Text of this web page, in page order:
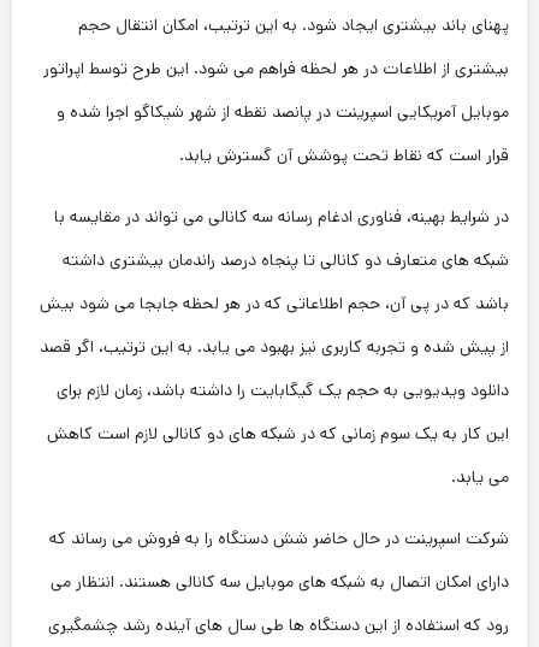
پهنای باند بیشتری ایجاد شود. به این ترتیب، امکان انتقال حجم
بیشتری از اطلاعات در هر لحظه فراهم می شود. این طرح توسط اپراتور
موبایل آمریکایی اسپرینت در پانصد نقطه از شهر شیکاگو اجرا شده و
قرار است که نقاط تحت پوشش آن گسترش یابد.
در شرایط بهینه، فناوری ادغام رسانه سه کانالی می تواند در مقایسه با
شبکه های متعارف دو کانالی تا پنجاه درصد راندمان بیشتری داشته
باشد که در پی آن، حجم اطلاعاتی که در هر لحظه جابجا می شود بیش
از پیش شده و تجربه کاربری نیز بهبود می یابد. به این ترتیب، اگر قصد
دانلود ویدیویی به حجم یک گیگابایت را داشته باشد، زمان لازم برای
این کار به یک سوم زمانی که در شبکه های دو کانالی لازم است کاهش
می یابد.
شرکت اسپرینت در حال حاضر شش دستگاه را به فروش می رساند که
دارای امکان اتصال به شبکه های موبایل سه کانالی هستند. انتظار می
رود که استفاده از این دستگاه ها طی سال های آینده رشد چشمگیری